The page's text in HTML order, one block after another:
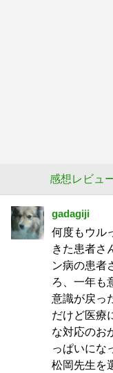
感想レビュ
gadagiji
何度もウル
きた患者さ
ン病の患者
ろ、一年も
意識が戻っ
だけど医療
な対応のお
っぱいにな
松岡先生を